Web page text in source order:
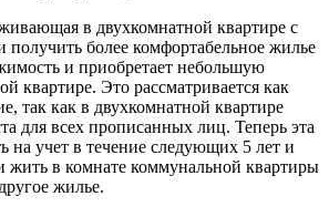
в двухкомнатной квартире с
получить более комфортабельное жилье
и приобретает небольшую
квартире. Это рассматривается как
так как в двухкомнатной квартире
для всех прописанных лиц. Теперь эта
на учет в течение следующих 5 лет и
жить в комнате коммунальной квартиры
жилье.